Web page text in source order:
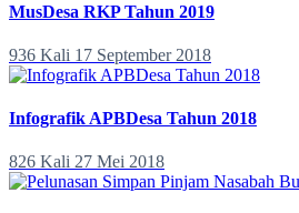
MusDesa RKP Tahun 2019
936 Kali 17 September 2018
Infografik APBDesa Tahun 2018
826 Kali 27 Mei 2018